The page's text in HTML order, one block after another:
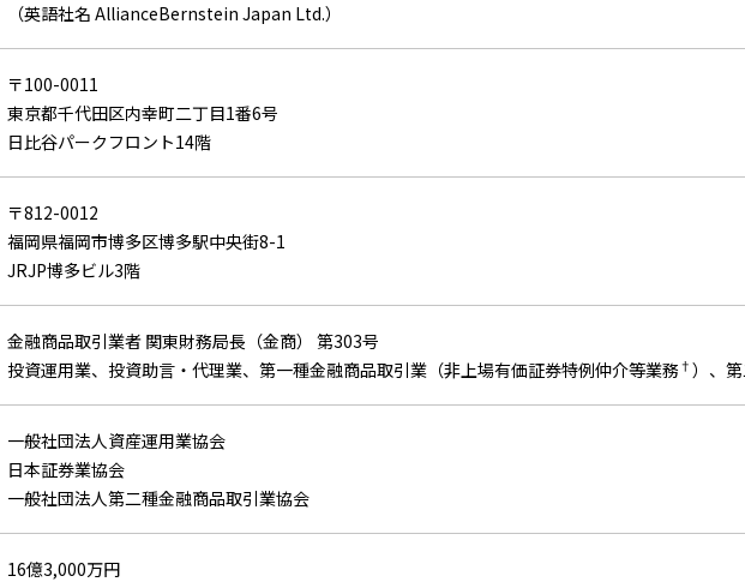
（英語社名 AllianceBernstein Japan Ltd.）
〒100-0011
東京都千代田区内幸町二丁目1番6号
日比谷パークフロント14階
〒812-0012
福岡県福岡市博多区博多駅中央街8-1
JRJP博多ビル3階
金融商品取引業者 関東財務局長（金商） 第303号
投資運用業、投資助言・代理業、第一種金融商品取引業（非上場有価証券特例仲介等業務 † ）、
一般社団法人資産運用業協会
日本証券業協会
一般社団法人第二種金融商品取引業協会
16億3,000万円